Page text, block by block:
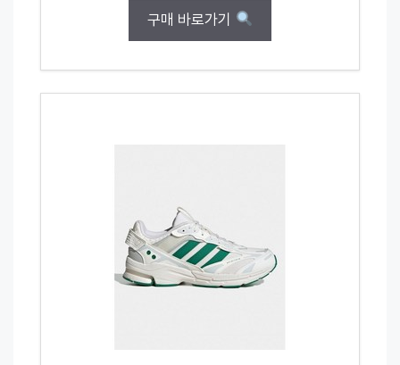
구매 바로가기